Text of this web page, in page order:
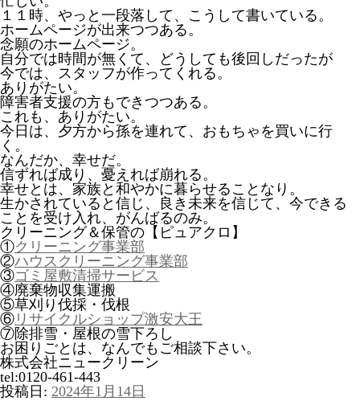
１１時、やっと一段落して、こうして書いている。
ホームページが出来つつある。
念願のホームページ。
自分では時間が無くて、どうしても後回しだったが
今では、スタッフが作ってくれる。
ありがたい。
障害者支援の方もできつつある。
これも、ありがたい。
今日は、夕方から孫を連れて、おもちゃを買いに行
く。
なんだか、幸せだ。
信ずれば成り、憂えれば崩れる。
幸せとは、家族と和やかに暮らせることなり。
生かされていると信じ、良き未来を信じて、今できる
ことを受け入れ、がんばるのみ。
クリーニング＆保管の【ピュアクロ】
①クリーニング事業部
②ハウスクリーニング事業部
③ゴミ屋敷清掃サービス
④廃棄物収集運搬
⑤草刈り伐採・伐根
⑥ リサイクルショップ激安大王
⑦除排雪・屋根の雪下ろし
お困りごとは、なんでもご相談下さい。
株式会社ニュークリーン
tel:0120-461-443
投稿日: 2024年1月14日